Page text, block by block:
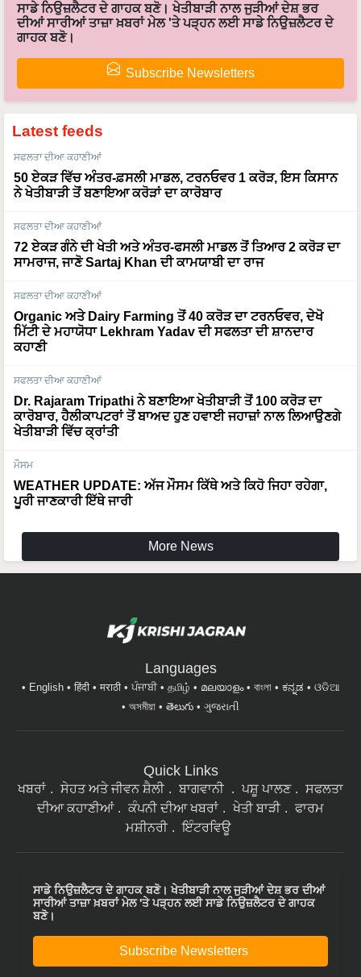
ਸਾਡੇ ਨਿਉਜ਼ਲੈਟਰ ਦੇ ਗਾਹਕ ਬਣੋ। ਖੇਤੀਬਾੜੀ ਨਾਲ ਜੁੜੀਆਂ ਦੇਸ਼ ਭਰ
ਦੀਆਂ ਸਾਰੀਆਂ ਤਾਜ਼ਾ ਖ਼ਬਰਾਂ ਮੇਲ 'ਤੇ ਪੜ੍ਹਨ ਲਈ ਸਾਡੇ ਨਿਉਜ਼ਲੈਟਰ ਦੇ
ਗਾਹਕ ਬਣੋ।
Subscribe Newsletters
Latest feeds
ਸਫਲਤਾ ਦੀਆ ਕਹਾਣੀਆਂ
50 ਏਕੜ ਵਿੱਚ ਅੰਤਰ-ਫ਼ਸਲੀ ਮਾਡਲ, ਟਰਨਓਵਰ 1 ਕਰੋੜ, ਇਸ ਕਿਸਾਨ
ਨੇ ਖੇਤੀਬਾੜੀ ਤੋਂ ਬਣਾਇਆ ਕਰੋੜਾਂ ਦਾ ਕਾਰੋਬਾਰ
ਸਫਲਤਾ ਦੀਆ ਕਹਾਣੀਆਂ
72 ਏਕੜ ਗੰਨੇ ਦੀ ਖੇਤੀ ਅਤੇ ਅੰਤਰ-ਫਸਲੀ ਮਾਡਲ ਤੋਂ ਤਿਆਰ 2 ਕਰੋੜ ਦਾ
ਸਾਮਰਾਜ, ਜਾਣੋ Sartaj Khan ਦੀ ਕਾਮਯਾਬੀ ਦਾ ਰਾਜ
ਸਫਲਤਾ ਦੀਆ ਕਹਾਣੀਆਂ
Organic ਅਤੇ Dairy Farming ਤੋਂ 40 ਕਰੋੜ ਦਾ ਟਰਨਓਵਰ, ਦੇਖੋ
ਮਿੱਟੀ ਦੇ ਮਹਾਯੋਧਾ Lekhram Yadav ਦੀ ਸਫਲਤਾ ਦੀ ਸ਼ਾਨਦਾਰ
ਕਹਾਣੀ
ਸਫਲਤਾ ਦੀਆ ਕਹਾਣੀਆਂ
Dr. Rajaram Tripathi ਨੇ ਬਣਾਇਆ ਖੇਤੀਬਾੜੀ ਤੋਂ 100 ਕਰੋੜ ਦਾ
ਕਾਰੋਬਾਰ, ਹੈਲੀਕਾਪਟਰਾਂ ਤੋਂ ਬਾਅਦ ਹੁਣ ਹਵਾਈ ਜਹਾਜ਼ਾਂ ਨਾਲ ਲਿਆਉਣਗੇ
ਖੇਤੀਬਾੜੀ ਵਿੱਚ ਕ੍ਰਾਂਤੀ
ਮੌਸਮ
WEATHER UPDATE: ਅੱਜ ਮੌਸਮ ਕਿੱਥੇ ਅਤੇ ਕਿਹੋ ਜਿਹਾ ਰਹੇਗਾ,
ਪੂਰੀ ਜਾਣਕਾਰੀ ਇੱਥੇ ਜਾਰੀ
More News
Languages
English हिंदी मराठी ਪੰਜਾਬੀ தமிழ் മലയാളം বাংলা ಕನ್ನಡ
ଓଡିଆ
অসমীয়া
తెలుగు ગુજરાતી
Quick Links
ਖਬਰਾਂ ਸੇਹਤ ਅਤੇ ਜੀਵਨ ਸ਼ੈਲੀ ਬਾਗਵਾਨੀ ਪਸ਼ੂ ਪਾਲਣ
ਸਫਲਤਾ
ਦੀਆ ਕਹਾਣੀਆਂ
ਕੰਪਨੀ ਦੀਆ ਖਬਰਾਂ ਖੇਤੀ ਬਾੜੀ
ਫਾਰਮ
ਮਸ਼ੀਨਰੀ
ਇੰਟਰਵਿਊ
ਸਾਡੇ ਨਿਉਜ਼ਲੈਟਰ ਦੇ ਗਾਹਕ ਬਣੋ। ਖੇਤੀਬਾੜੀ ਨਾਲ ਜੁੜੀਆਂ ਦੇਸ਼ ਭਰ ਦੀਆਂ
ਸਾਰੀਆਂ ਤਾਜ਼ਾ ਖ਼ਬਰਾਂ ਮੇਲ 'ਤੇ ਪੜ੍ਹਨ ਲਈ ਸਾਡੇ ਨਿਉਜ਼ਲੈਟਰ ਦੇ ਗਾਹਕ
ਬਣੋ।
Subscribe Newsletters